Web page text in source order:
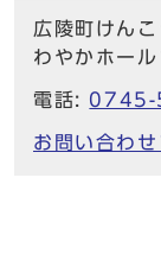
広陵町けん
わやかホー
電話: 0745-
お問い合わせ